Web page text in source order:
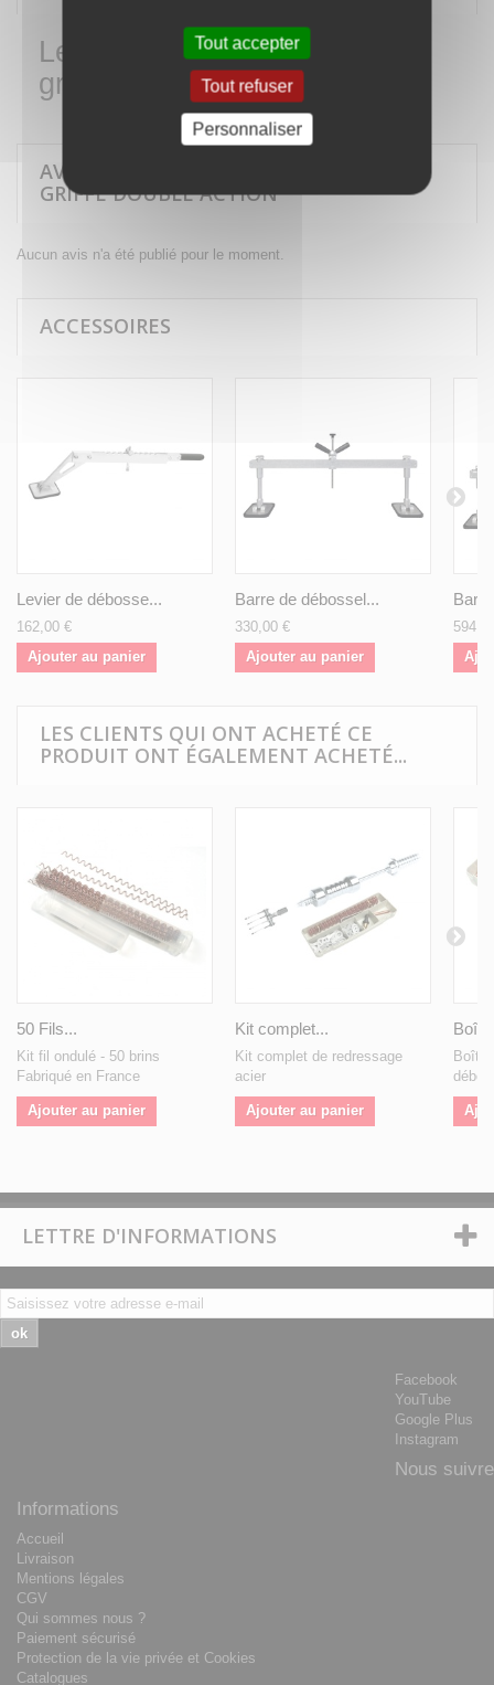
Tout accepter
Tout refuser
Personnaliser
Levier de débosselage avec
griffe double action
AVIS SUR LEVIER DE DEBOSSELAGE AVEC
GRIFFE DOUBLE ACTION
Aucun avis n'a été publié pour le moment.
ACCESSOIRES
Levier de débosse...
162,00 €
Ajouter au panier
Barre de débossel...
330,00 €
Ajouter au panier
LES CLIENTS QUI ONT ACHETÉ CE
PRODUIT ONT ÉGALEMENT ACHETÉ...
50 Fils...
Kit fil ondulé - 50 brins
Fabriqué en France
Ajouter au panier
Kit complet...
Kit complet de redressage
acier
Ajouter au panier
Boîte
LETTRE D'INFORMATIONS
ok
Facebook
YouTube
Google Plus
Instagram
Nous suivre
Informations
Accueil
Livraison
Mentions légales
CGV
Qui sommes nous ?
Paiement sécurisé
Protection de la vie privée et Cookies
Catalogues